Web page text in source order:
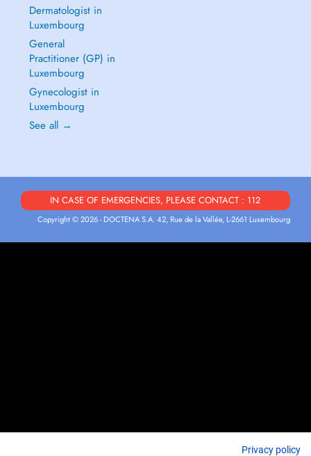
Dermatologist in
Luxembourg
General
Practitioner (GP) in
Luxembourg
Gynecologist in
Luxembourg
See all →
IN CASE OF EMERGENCIES, PLEASE CONTACT : 112
Copyright © 2026 - DOCTENA S.A. 42, Rue de la Vallée, L-2661 Luxembourg
Privacy policy